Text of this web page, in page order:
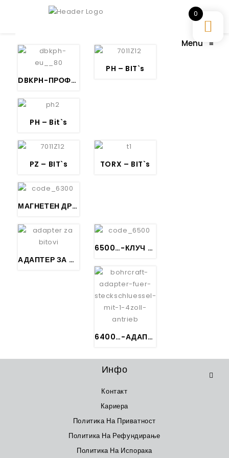
Menu ≡
DBKPH-ПРОФИ СКАЛПЕР – BESSEY
PH – BIT`s
PH – Bit`s
PZ – BIT`s TORX – BIT`s
МАГНЕТЕН ДРЖАЧ СО ПРСТЕН ЗА БИТОВИ 1/4″
АДАПТЕР ЗА БИТОВИ – Antrieb 1/2″ na 1/4″
6500…-КЛУЧ ЗА САМОРЕЗНИ ЗАВРТКИ СО МАГНЕТ – Antrieb 1/4″ na SW…
6400…-АДАПТЕР ЗА КЛУЧ GEDORE Antrieb 1/4″ na 1/4″, 3/8″, 1/2″
Инфо
Контакт
Кариера
Политика На Приватност
Политика На Рефундирање
Политика На Испорака
0